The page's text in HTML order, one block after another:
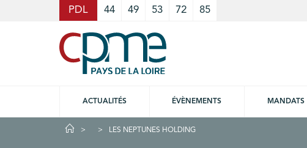
PDL 44 49 53 72 85
ACTUALITÉS ÉVÈNEMENTS MANDATS
LES NEPTUNES HOLDING
Cookies management panel